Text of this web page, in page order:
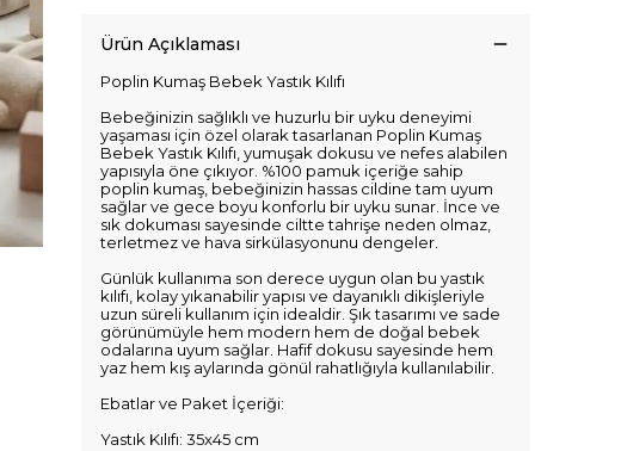
Ürün Açıklaması
Poplin Kumaş Bebek Yastık Kılıfı
Bebeğinizin sağlıklı ve huzurlu bir uyku deneyimi
yaşaması için özel olarak tasarlanan Poplin Kumaş
Bebek Yastık Kılıfı, yumuşak dokusu ve nefes alabilen
yapısıyla öne çıkıyor. %100 pamuk içeriğe sahip
poplin kumaş, bebeğinizin hassas cildine tam uyum
sağlar ve gece boyu konforlu bir uyku sunar. İnce ve
sık dokuması sayesinde ciltte tahrişe neden olmaz,
terletmez ve hava sirkülasyonunu dengeler.
Günlük kullanıma son derece uygun olan bu yastık
kılıfı, kolay yıkanabilir yapısı ve dayanıklı dikişleriyle
uzun süreli kullanım için idealdir. Şık tasarımı ve sade
görünümüyle hem modern hem de doğal bebek
odalarına uyum sağlar. Hafif dokusu sayesinde hem
yaz hem kış aylarında gönül rahatlığıyla kullanılabilir.
Ebatlar ve Paket İçeriği:
Yastık Kılıfı: 35x45 cm